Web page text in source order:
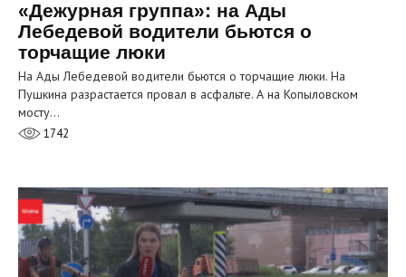
«Дежурная группа»: на Ады
Лебедевой водители бьются о
торчащие люки
На Ады Лебедевой водители бьются о торчащие люки. На
Пушкина разрастается провал в асфальте. А на Копыловском
мосту…
1742